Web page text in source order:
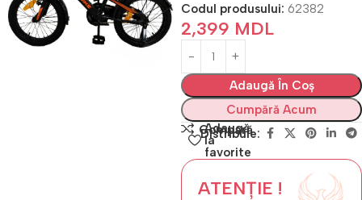
Codul produsului: 62382
2,399 MDL
Adaugă În Coș
Cumpără Acum
Compară
Adaugă
la
favorite
Distribuie:
ATENȚIE !